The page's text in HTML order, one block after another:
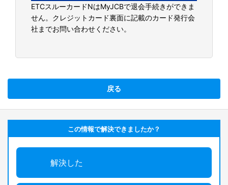
ETCスルーカードNはMyJCBで退会手続きができま
せん。クレジットカード裏面に記載のカード発行会
社までお問い合わせください。
戻る
この情報で解決できましたか？
解決した